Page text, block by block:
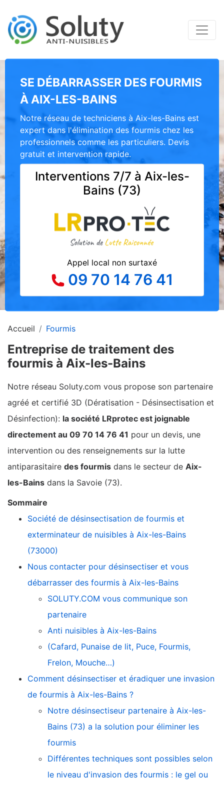
SE DÉBARRASSER DES FOURMIS
À AIX-LES-BAINS
Notre réseau de techniciens à Aix-les-Bains est
expert dans l'élimination des fourmis chez les
professionnels comme les particuliers. Devis
gratuit et intervention rapide.
Interventions 7/7 à Aix-les-
Bains (73)
Appel local non surtaxé
09 70 14 76 41
Accueil Fourmis
Entreprise de traitement des
fourmis à Aix-les-Bains
Notre réseau Soluty.com vous propose son partenaire
agréé et certifié 3D (Dératisation - Désinsectisation et
Désinfection): la société LRprotec est joignable
directement au 09 70 14 76 41 pour un devis, une
intervention ou des renseignements sur la lutte
antiparasitaire des fourmis dans le secteur de Aix-
les-Bains dans la Savoie (73).
Sommaire
Société de désinsectisation de fourmis et
exterminateur de nuisibles à Aix-les-Bains
(73000)
Nous contacter pour désinsectiser et vous
débarrasser des fourmis à Aix-les-Bains
SOLUTY.COM vous communique son
partenaire
Anti nuisibles à Aix-les-Bains
(Cafard, Punaise de lit, Puce, Fourmis,
Frelon, Mouche…)
Comment désinsectiser et éradiquer une invasion
de fourmis à Aix-les-Bains ?
Notre désinsectiseur partenaire à Aix-les-
Bains (73) a la solution pour éliminer les
fourmis
Différentes techniques sont possibles selon
le niveau d'invasion des fourmis : le gel ou